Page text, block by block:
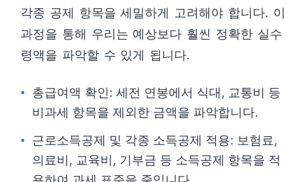
각종 공제 항목을 세밀하게 고려해야 합니다. 이
과정을 통해 우리는 예상보다 훨씬 정확한 실수
령액을 파악할 수 있게 됩니다.
총급여액 확인: 세전 연봉에서 식대, 교통비 등
비과세 항목을 제외한 금액을 파악합니다.
근로소득공제 및 각종 소득공제 적용: 보험료,
의료비, 교육비, 기부금 등 소득공제 항목을 적